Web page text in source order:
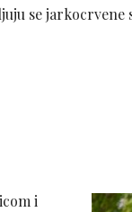
se jarkocrvene
i